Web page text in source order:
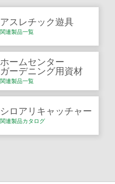
アスレチック遊具
関連製品一覧
ホームセンター
ガーデニング用資材
関連製品一覧
シロアリキャッチャー
関連製品カタログ